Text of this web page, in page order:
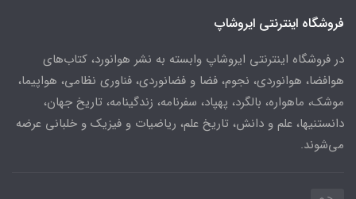
فروشگاه اینترنتی ایروشاپ
در فروشگاه اینترنتی ایروشاپ وابسته به نشر هوانورد، کتاب‌های
هوافضا، هوانوردی، نجوم، فضا و فضانوردی، فناوری نظامی، هواپیما،
موشک، ماهواره، بالگرد، پهپاد، سفرنامه، زندگینامه، تاریخ جهان،
دانستنیها، علم و دانش، تاریخ علم، ریاضیات و فیزیک و خلبانی عرضه
می‌شوند.